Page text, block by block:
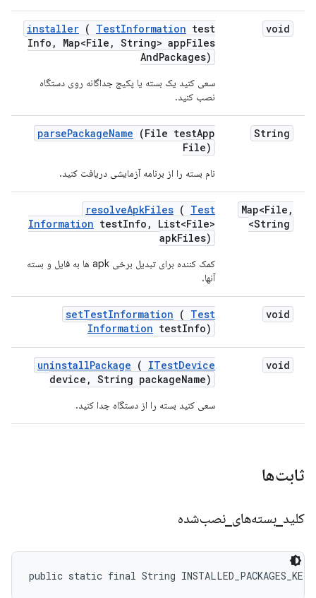
void
installer ( TestInformation test
Info , Map<File , String> appFiles
AndPackages)
سعی کنید یک بسته یا پکیج جداگانه روی دستگاه
نصب کنید.
String
parsePackageName (File testApp
File)
نام بسته را از برنامه آزمایشی دریافت کنید.
Map<File ,
String>
resolveApkFiles ( Test
Information testInfo ,
List<File>
apkFiles)
کمک کننده برای تبدیل برخی apk ها به فایل و بسته
آنها.
void
setTestInformation ( Test
Information testInfo)
void
uninstallPackage ( ITestDevice
device , String packageName)
سعی کنید بسته را از دستگاه جدا کنید.
ثابت‌ها
کلید _بسته‌های _نصب‌شده
public static final String INSTALLED_PACKAGES_KEY